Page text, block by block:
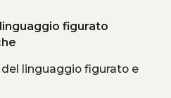
figurato
linguaggio figurato e